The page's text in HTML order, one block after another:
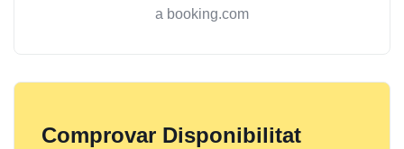
a booking.com
Comprovar Disponibilitat